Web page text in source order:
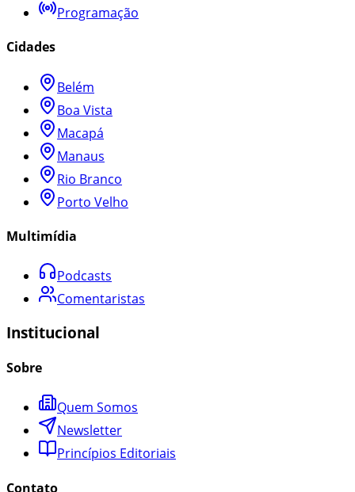
Programação
Cidades
Belém
Boa Vista
Macapá
Manaus
Rio Branco
Porto Velho
Multimídia
Podcasts
Comentaristas
Institucional
Sobre
Quem Somos
Newsletter
Princípios Editoriais
Contato